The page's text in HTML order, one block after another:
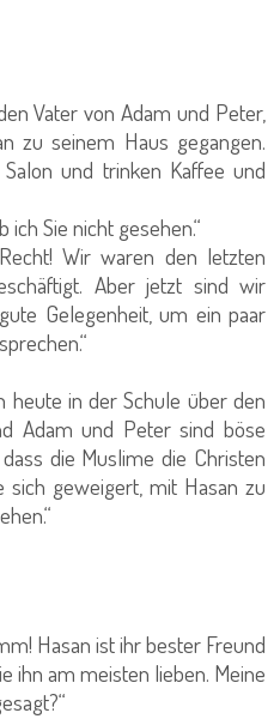
Vater von Adam und Peter,
zu seinem Haus gegangen.
und trinken Kaffee und
Sie nicht gesehen.“
Wir waren den letzten
Aber jetzt sind wir
Gelegenheit, um ein paar
heute in der Schule über den
Adam und Peter sind böse
die Muslime die Christen
sich geweigert, mit Hasan zu
Hasan ist ihr bester Freund
ihn am meisten lieben. Meine